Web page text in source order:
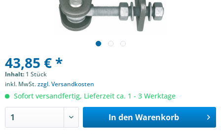
43,85 € *
Inhalt: 1 Stück
inkl. MwSt.zzgl. Versandkosten
Sofort versandfertig, Lieferzeit ca. 1 - 3 Werktage
In den Warenkorb